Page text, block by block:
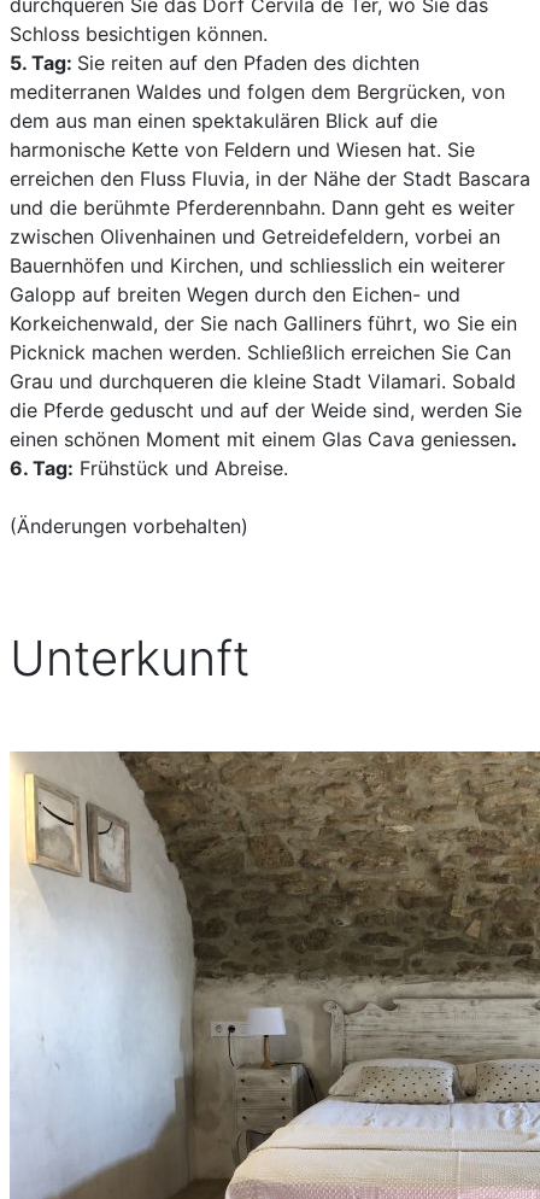
durchqueren Sie das Dorf Cervila de Ter, wo Sie das
Schloss besichtigen können.
5. Tag: Sie reiten auf den Pfaden des dichten
mediterranen Waldes und folgen dem Bergrücken, von
dem aus man einen spektakulären Blick auf die
harmonische Kette von Feldern und Wiesen hat. Sie
erreichen den Fluss Fluvia, in der Nähe der Stadt Bascara
und die berühmte Pferderennbahn. Dann geht es weiter
zwischen Olivenhainen und Getreidefeldern, vorbei an
Bauernhöfen und Kirchen, und schliesslich ein weiterer
Galopp auf breiten Wegen durch den Eichen- und
Korkeichenwald, der Sie nach Galliners führt, wo Sie ein
Picknick machen werden. Schließlich erreichen Sie Can
Grau und durchqueren die kleine Stadt Vilamari. Sobald
die Pferde geduscht und auf der Weide sind, werden Sie
einen schönen Moment mit einem Glas Cava geniessen.
6. Tag: Frühstück und Abreise.
(Änderungen vorbehalten)
Unterkunft